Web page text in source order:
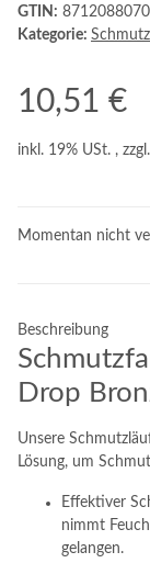
GTIN:
Kategorie:
10,51 €
inkl. 19% USt. , zzgl.
Momentan nicht
Beschreibung
Drop
Unsere
Lösung, um
Effektiver
nimmt
gelangen.